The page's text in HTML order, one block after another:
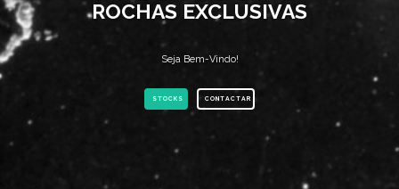
ROCHAS EXCLUSIVAS
Seja Bem-Vindo!
STOCKS CONTACTAR